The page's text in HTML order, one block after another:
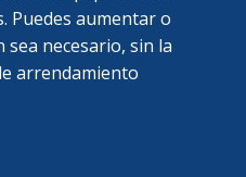
Puedes aumentar o
sea necesario, sin la
arrendamiento